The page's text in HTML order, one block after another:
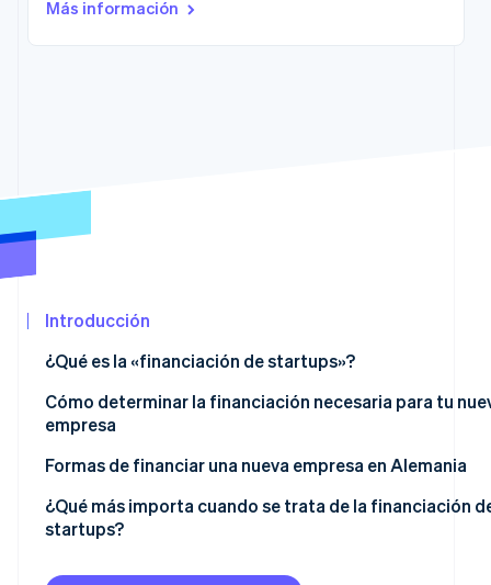
Minorista
Más información
Introducción
¿Qué es la «financiación de startups»?
Cómo determinar la financiación necesaria para tu
empresa
Formas de financiar una nueva empresa en Alemania
Capital social
Préstamos bancarios
¿Qué más importa cuando se trata de la financiación
startups?